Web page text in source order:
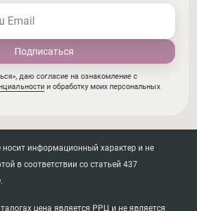
Email
даю согласие на ознакомление с
и обработку моих персональных
информационный характер и не
в соответствии со статьей 437
цена является РРЦ и не является